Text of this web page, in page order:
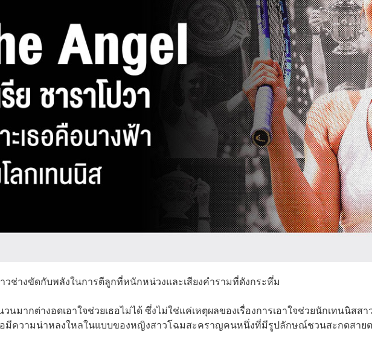
ช่างขัดกับพลังในการตีลูกที่หนักหน่วงและเสียงคำรามที่ดังกระหึ่ม
นมากต่างอดเอาใจช่วยเธอไม่ได้ ซึ่งไม่ใช่แค่เหตุผลของเรื่องการเอาใจช่วยนักเทนนิสสา
อมีความน่าหลงใหลในแบบของหญิงสาวโฉมสะคราญคนหนึ่งที่มีรูปลักษณ์ชวนสะกดสาย